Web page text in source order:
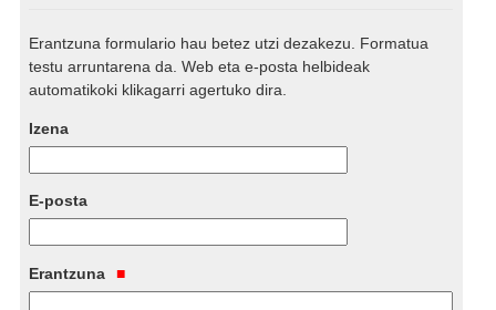
Erantzuna formulario hau betez utzi dezakezu. Formatua
testu arruntarena da. Web eta e-posta helbideak
automatikoki klikagarri agertuko dira.
Izena
E-posta
Erantzuna